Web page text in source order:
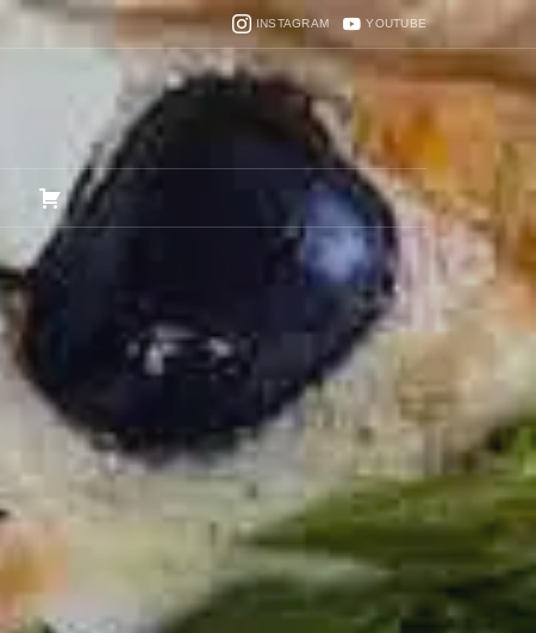
INSTAGRAM YOUTUBE